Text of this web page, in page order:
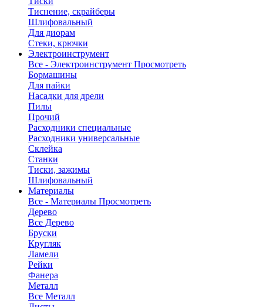
Тиснение, скрайберы
Шлифовальный
Для диорам
Стеки, крючки
Электроинструмент
Все - Электроинструмент Просмотреть
Бормашины
Для пайки
Насадки для дрели
Пилы
Прочий
Расходники специальные
Расходники универсальные
Склейка
Станки
Тиски, зажимы
Шлифовальный
Материалы
Все - Материалы Просмотреть
Дерево
Все Дерево
Бруски
Кругляк
Ламели
Рейки
Фанера
Металл
Все Металл